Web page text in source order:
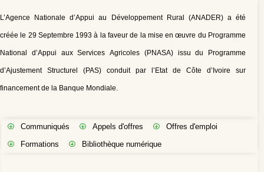
L’Agence Nationale d’Appui au Développement Rural (ANADER) a été
créée le 29 Septembre 1993 à la faveur de la mise en œuvre du Programme
National d’Appui aux Services Agricoles (PNASA) issu du Programme
d’Ajustement Structurel (PAS) conduit par l’Etat de Côte d’Ivoire sur
financement de la Banque Mondiale.
Communiqués Appels d'offres
Offres d'emploi
Formations
Bibliothèque numérique